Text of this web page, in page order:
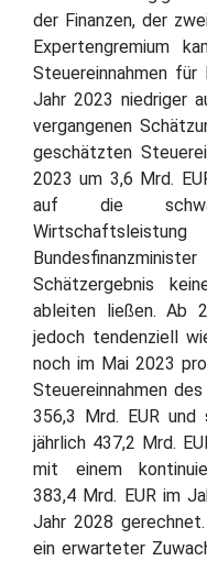
der Finanzen, der
Expertengremium
Steuereinnahmen für
Jahr 2023 niedriger
vergangenen
geschätzten
2023 um 3,6 Mrd.
auf die
Schätzergebnis
ableiten ließen. Ab
jedoch tendenziell
noch im Mai 2023
Steuereinnahmen
356,3 Mrd. EUR
jährlich 437,2 Mrd.
mit einem
383,4 Mrd. EUR im
Jahr 2028
ein erwarteter